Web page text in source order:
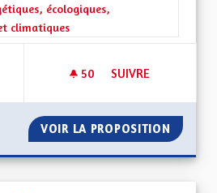
la catégorie : Les transitions
écologiques,
climatiques
50 50 ABONNÉS
SUIVRE
VOIR LA PROPOSITION